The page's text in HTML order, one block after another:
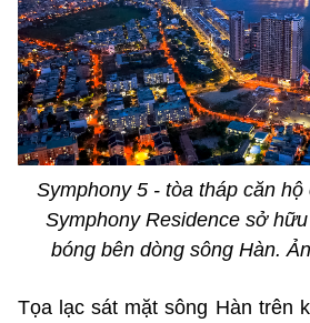
Symphony 5 - tòa tháp căn
Symphony Residence sở
bóng bên dòng sông Hàn.
Tọa lạc sát mặt sông Hàn trên